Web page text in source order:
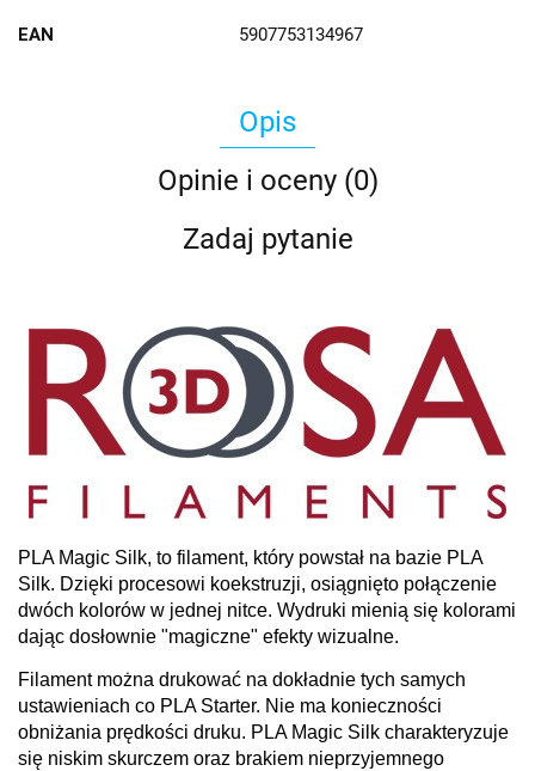
EAN 5907753134967
Opis
Opinie i oceny (0)
Zadaj pytanie
PLA Magic Silk, to filament, który powstał na bazie PLA
Silk. Dzięki procesowi koekstruzji, osiągnięto połączenie
dwóch kolorów w jednej nitce. Wydruki mienią się kolorami
dając dosłownie "magiczne" efekty wizualne.
Filament można drukować na dokładnie tych samych
ustawieniach co PLA Starter. Nie ma konieczności
obniżania prędkości druku. PLA Magic Silk charakteryzuje
się niskim skurczem oraz brakiem nieprzyjemnego